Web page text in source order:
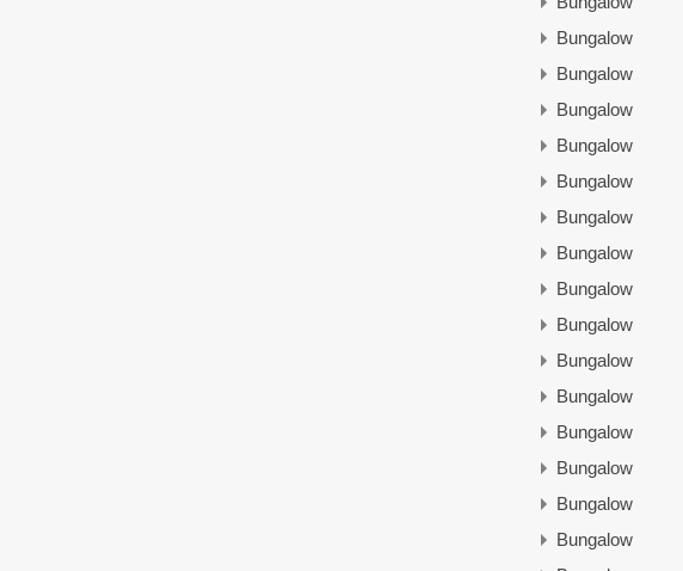
Bungalow
Bungalow
Bungalow
Bungalow
Bungalow
Bungalow
Bungalow
Bungalow
Bungalow
Bungalow
Bungalow
Bungalow
Bungalow
Bungalow
Bungalow